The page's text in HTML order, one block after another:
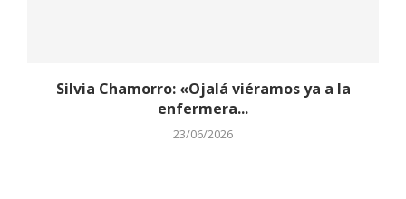
Silvia Chamorro: «Ojalá viéramos ya a la
enfermera...
23/06/2026